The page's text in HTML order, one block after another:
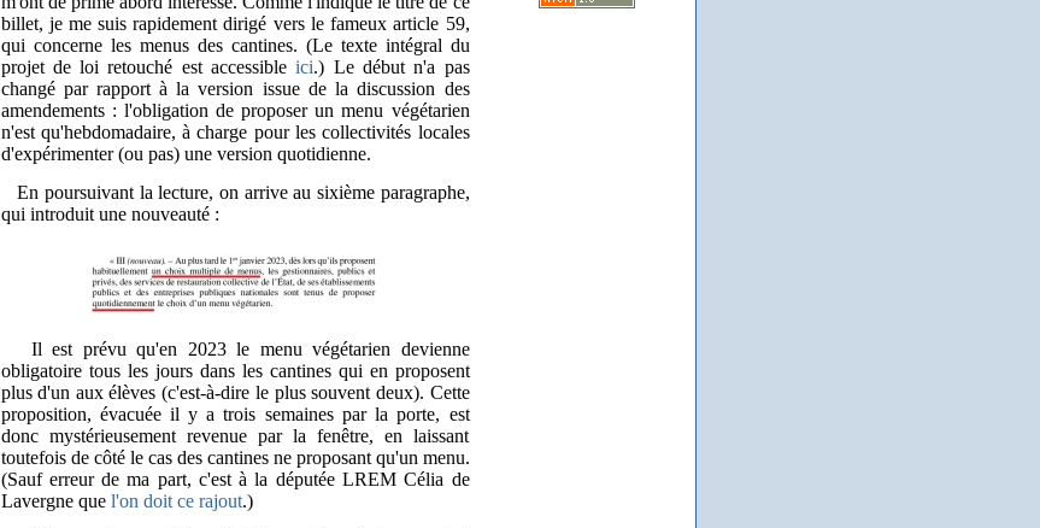
billet, je me suis rapidement dirigé vers le fameux article 59,
qui concerne les menus des cantines. (Le texte intégral du
projet de loi retouché est accessibleici.) Le début n'a pas
changé par rapport à la version issue de la discussion des
amendements : l'obligation de proposer un menu végétarien
n'est qu'hebdomadaire, à charge pour les collectivités locales
d'expérimenter (ou pas) une version quotidienne.
En poursuivant la lecture, on arrive au sixième paragraphe,
qui introduit une nouveauté :
Il est prévu qu'en 2023 le menu végétarien devienne
obligatoire tous les jours dans les cantines qui en proposent
plus d'un aux élèves (c'est-à-dire le plus souvent deux). Cette
proposition, évacuée il y a trois semaines par la porte, est
donc mystérieusement revenue par la fenêtre, en laissant
toutefois de côté le cas des cantines ne proposant qu'un menu.
(Sauf erreur de ma part, c'est à la députée LREM Célia de
Lavergne que l'on doit ce rajout.)